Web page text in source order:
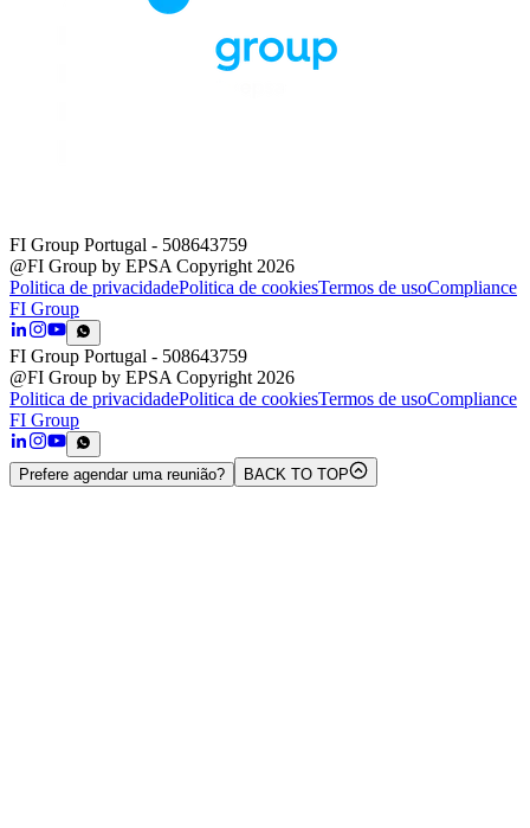
FI Group Portugal - 508643759
@FI Group by EPSA Copyright 2026
Politica de privacidadePolitica de cookiesTermos de usoCompliance
FI Group
FI Group Portugal - 508643759
@FI Group by EPSA Copyright 2026
Politica de privacidadePolitica de cookiesTermos de usoCompliance
FI Group
Prefere agendar uma reunião? BACK TO TOP